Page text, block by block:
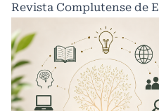
Revista Complutense de